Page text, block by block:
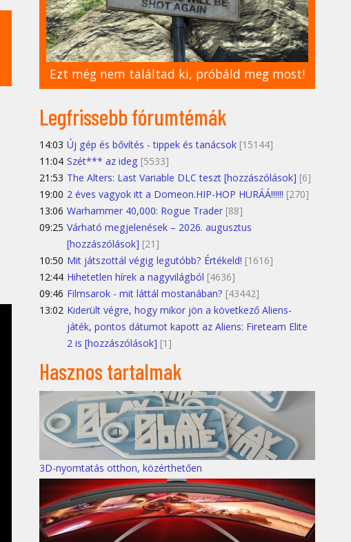
Ezt még nem találtad ki, próbáld meg most!
Legfrissebb fórumtémák
14:03 Új gép és bővítés - tippek és tanácsok [15144]
11:04 Szét*** az ideg [5533]
21:53 The Alters: Last Variable DLC teszt [hozzászólások] [6]
19:00 2 éves vagyok itt a Domeon.HIP-HOP HURÁÁ!!!!!! [270]
13:06 Warhammer 40,000: Rogue Trader [88]
09:25 Várható megjelenések – 2026. augusztus
[hozzászólások] [21]
10:50 Mit játszottál végig legutóbb? Értékeld! [1616]
12:44 Hihetetlen hírek a nagyvilágból [4636]
09:46 Filmsarok - mit láttál mostanában? [43442]
13:02 Kiderült végre, hogy mikor jön a következő Aliens-
játék, pontos dátumot kapott az Aliens: Fireteam Elite
2 is [hozzászólások] [1]
Hasznos tartalmak
3D-nyomtatás otthon, közérthetően